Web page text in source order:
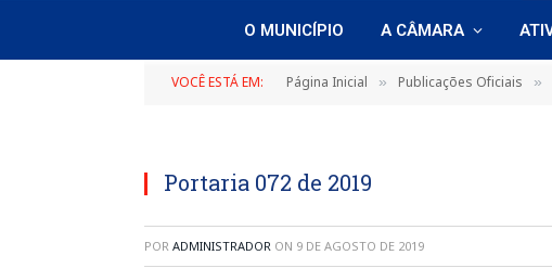
O MUNICÍPIO A CÂMARA
VOCÊ ESTÁ EM: Página Inicial » Publicações Oficiais »
Portaria 072 de 2019
POR ADMINISTRADOR ON 9 DE AGOSTO DE 2019